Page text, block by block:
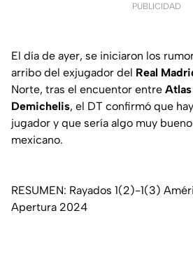
PUBLICIDAD
El día de ayer, se iniciaron los
arribo del exjugador del Real
Norte, tras el encuentor entre Atlas
Demichelis, el DT confirmó que
jugador y que sería algo muy
mexicano.
RESUMEN: Rayados 1(2)-1(3)
Apertura 2024